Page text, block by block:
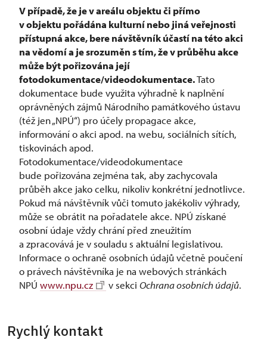
V případě, že je v areálu objektu či přímo
v objektu pořádána kulturní nebo jiná veřejnosti
přístupná akce, bere návštěvník účastí na této akci
na vědomí a je srozuměn s tím, že v průběhu akce
může být pořizována její
fotodokumentace/videodokumentace.Tato
dokumentace bude využita výhradně k naplnění
oprávněných zájmů Národního památkového ústavu
(též jen „NPÚ“) pro účely propagace akce,
informování o akci apod. na webu, sociálních sítích,
tiskovinách apod.
Fotodokumentace/videodokumentace
bude pořizována zejména tak, aby zachycovala
průběh akce jako celku, nikoliv konkrétní jednotlivce.
Pokud má návštěvník vůči tomuto jakékoliv výhrady,
může se obrátit na pořadatele akce. NPÚ získané
osobní údaje vždy chrání před zneužitím
a zpracovává je v souladu s aktuální legislativou.
Informace o ochraně osobních údajů včetně poučení
o právech návštěvníka je na webových stránkách
NPÚ www.npu.cz v sekci Ochrana osobních údajů.
Rychlý kontakt